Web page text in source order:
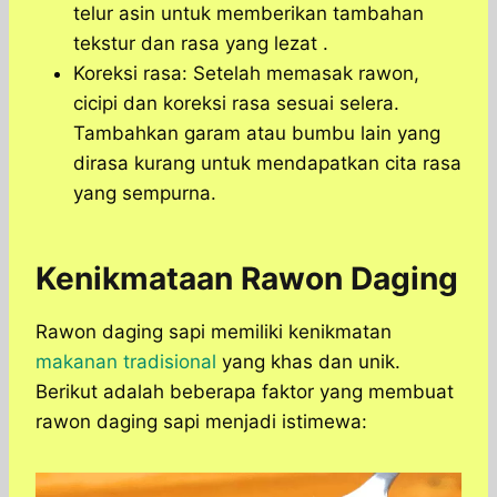
telur asin untuk memberikan tambahan
tekstur dan rasa yang lezat .
Koreksi rasa: Setelah memasak rawon,
cicipi dan koreksi rasa sesuai selera.
Tambahkan garam atau bumbu lain yang
dirasa kurang untuk mendapatkan cita rasa
yang sempurna.
Kenikmataan Rawon Daging
Rawon daging sapi memiliki kenikmatan
makanan tradisional yang khas dan unik.
Berikut adalah beberapa faktor yang membuat
rawon daging sapi menjadi istimewa: